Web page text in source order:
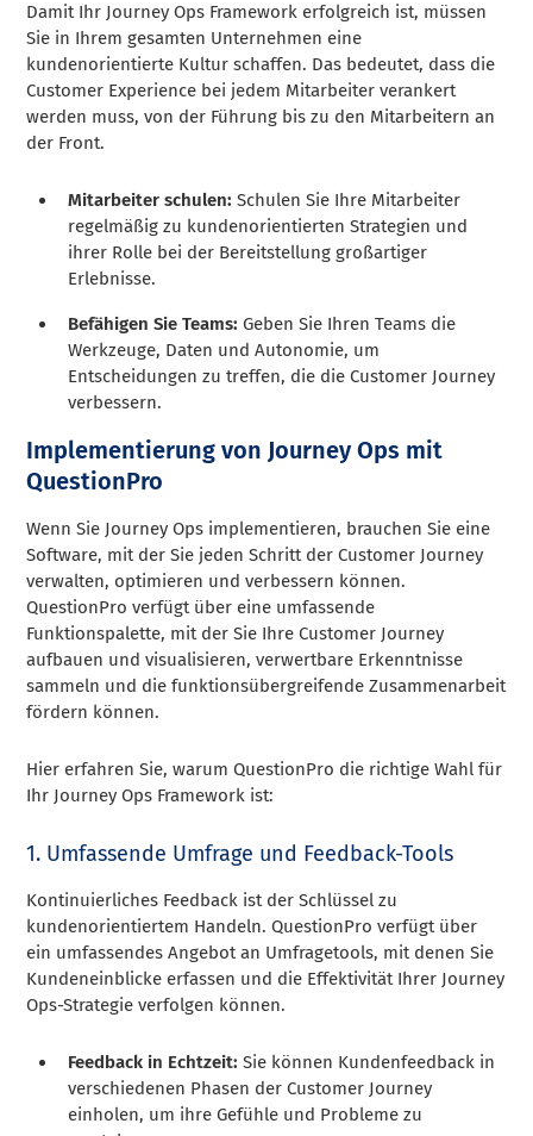
Damit Ihr Journey Ops Framework erfolgreich ist, müssen
Sie in Ihrem gesamten Unternehmen eine
kundenorientierte Kultur schaffen. Das bedeutet, dass die
Customer Experience bei jedem Mitarbeiter verankert
werden muss, von der Führung bis zu den Mitarbeitern an
der Front.
Mitarbeiter schulen:Schulen Sie Ihre Mitarbeiter
regelmäßig zu kundenorientierten Strategien und
ihrer Rolle bei der Bereitstellung großartiger
Erlebnisse.
Befähigen Sie Teams:Geben Sie Ihren Teams die
Werkzeuge, Daten und Autonomie, um
Entscheidungen zu treffen, die die Customer Journey
verbessern.
Implementierung von Journey Ops mit
QuestionPro
Wenn Sie Journey Ops implementieren, brauchen Sie eine
Software, mit der Sie jeden Schritt der Customer Journey
verwalten, optimieren und verbessern können.
QuestionPro verfügt über eine umfassende
Funktionspalette, mit der Sie Ihre Customer Journey
aufbauen und visualisieren, verwertbare Erkenntnisse
sammeln und die funktionsübergreifende Zusammenarbeit
fördern können.
Hier erfahren Sie, warum QuestionPro die richtige Wahl für
Ihr Journey Ops Framework ist:
1. Umfassende Umfrage und Feedback-Tools
Kontinuierliches Feedback ist der Schlüssel zu
kundenorientiertem Handeln. QuestionPro verfügt über
ein umfassendes Angebot an Umfragetools, mit denen Sie
Kundeneinblicke erfassen und die Effektivität Ihrer Journey
Ops-Strategie verfolgen können.
Feedback in Echtzeit:Sie können Kundenfeedback in
verschiedenen Phasen der Customer Journey
einholen, um ihre Gefühle und Probleme zu